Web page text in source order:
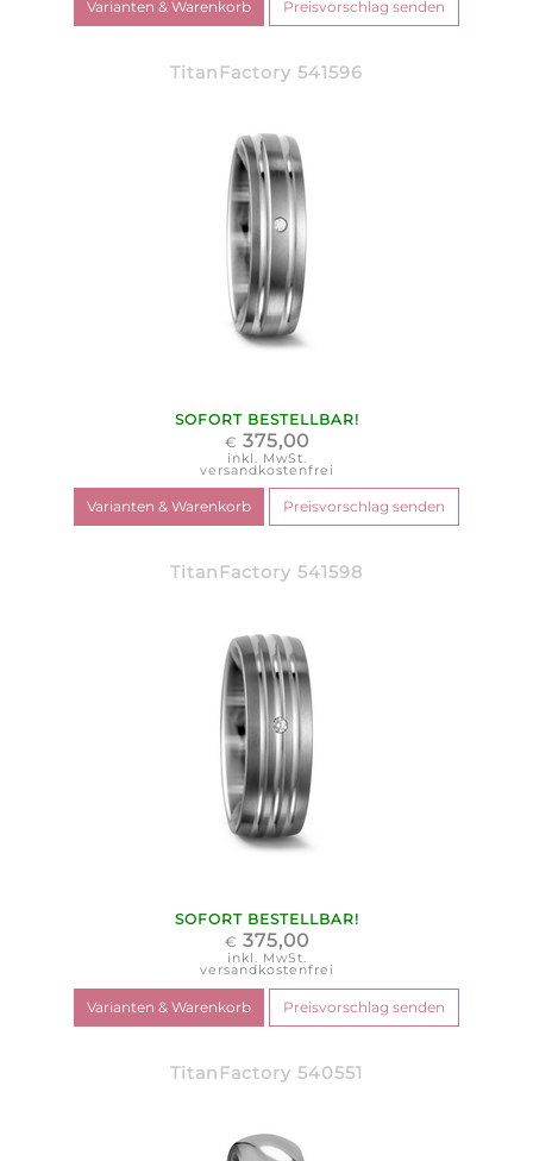
TitanFactory 541596
SOFORT BESTELLBAR!
€ 375,00
inkl. MwSt.
versandkostenfrei
TitanFactory 541598
SOFORT BESTELLBAR!
€ 375,00
inkl. MwSt.
versandkostenfrei
TitanFactory 540551